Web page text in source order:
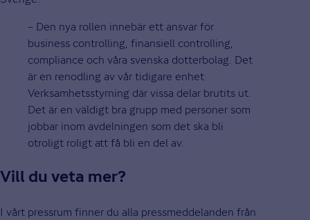
– Den nya rollen innebär ett ansvar för
business controlling, finansiell controlling,
compliance och våra svenska dotterbolag. Det
är en renodling av vår tidigare enhet
Verksamhetsstyrning där vissa delar brutits ut.
Det är en väldigt bra grupp med personer som
jobbar inom avdelningen som det ska bli
otroligt roligt att få bli en del av.
Vill du veta mer?
I vårt pressrum finner du alla pressmeddelanden från